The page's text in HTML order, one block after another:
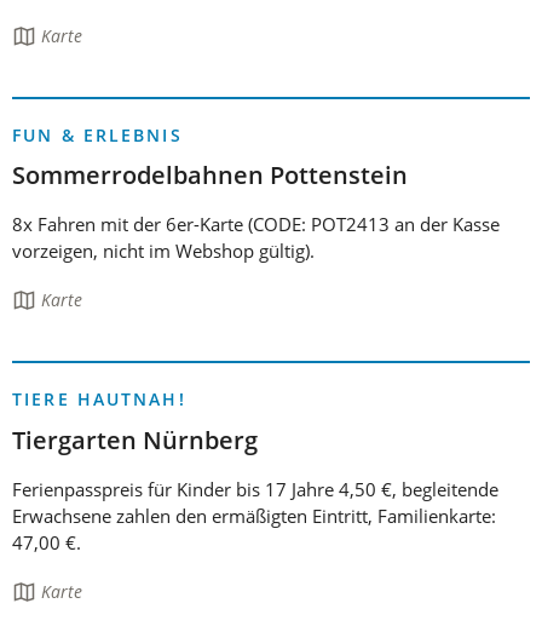
Die Karte
FUN & ERLEBNIS
Sommerrodelbahnen Pottenstein
8x Fahren mit der 6er-Karte (CODE: POT2413 an der Kasse
vorzeigen, nicht im Webshop gültig).
Die Karte
TIERE HAUTNAH!
Tiergarten Nürnberg
Ferienpasspreis für Kinder bis 17 Jahre 4,50 €, begleitende
Erwachsene zahlen den ermäßigten Eintritt, Familienkarte:
47,00 €.
Die Karte